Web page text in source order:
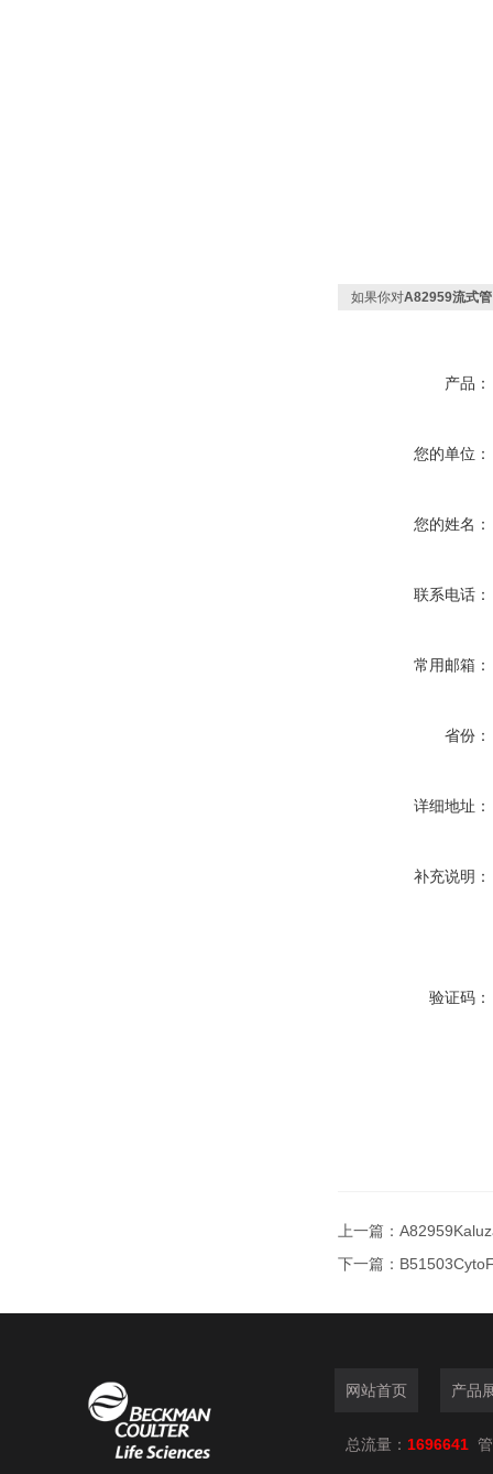
如果你对A82959流式
产品：
您的单位：
您的姓名：
联系电话：
常用邮箱：
省份：
详细地址：
补充说明：
验证码：
上一篇：
下一篇：
网站首页 产品
总流量： 1696641